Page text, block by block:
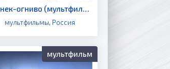
мультфильмы, Россия
мультфильм